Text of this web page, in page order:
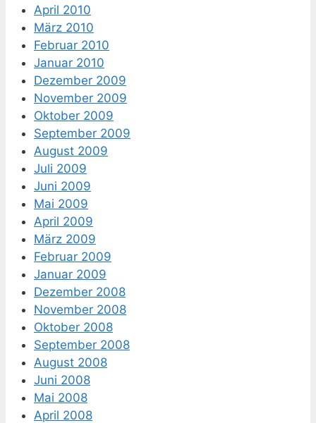
April 2010
März 2010
Februar 2010
Januar 2010
Dezember 2009
November 2009
Oktober 2009
September 2009
August 2009
Juli 2009
Juni 2009
Mai 2009
April 2009
März 2009
Februar 2009
Januar 2009
Dezember 2008
November 2008
Oktober 2008
September 2008
August 2008
Juni 2008
Mai 2008
April 2008